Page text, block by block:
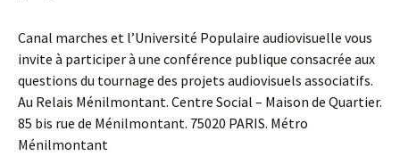
Canal marches et l’Université Populaire audiovisuelle vous
invite à participer à une conférence publique consacrée aux
questions du tournage des projets audiovisuels associatifs.
Au Relais Ménilmontant. Centre Social – Maison de Quartier.
85 bis rue de Ménilmontant. 75020 PARIS. Métro
Ménilmontant